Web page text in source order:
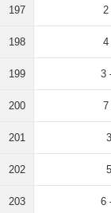
197 2
198 4
199 3
200 7
201
202
203 6